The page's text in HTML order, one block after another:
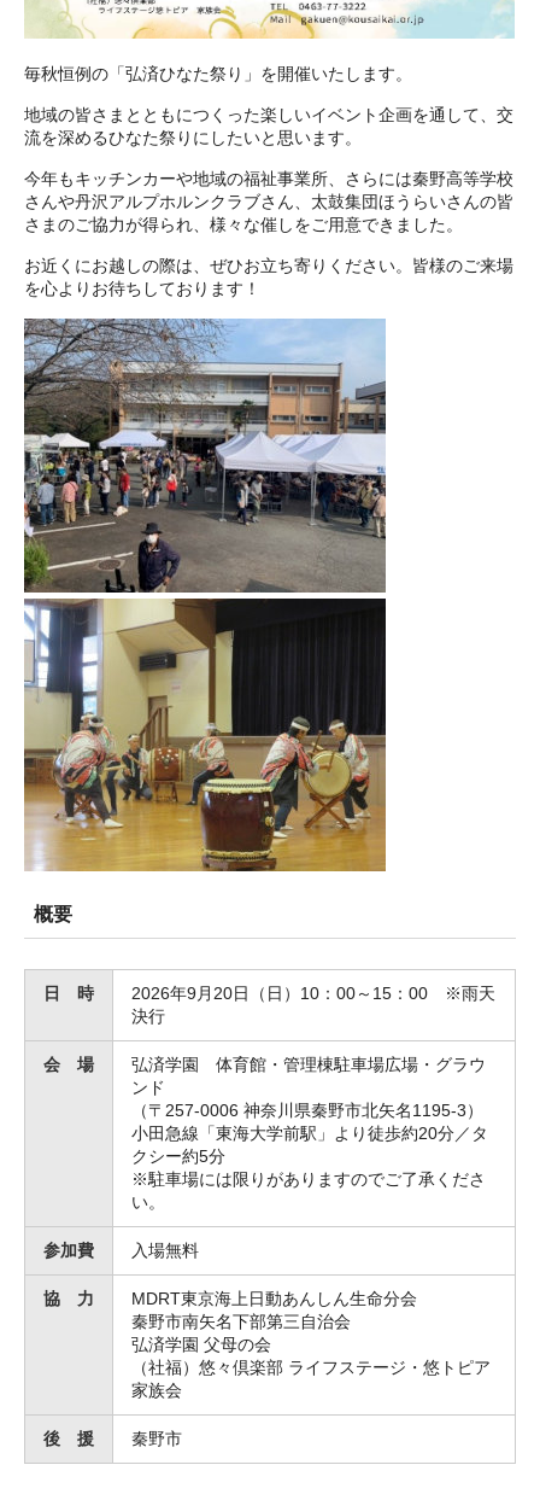
毎秋恒例の「弘済ひなた祭り」を開催いたします。
地域の皆さまとともにつくった楽しいイベント企画を通して、交
流を深めるひなた祭りにしたいと思います。
今年もキッチンカーや地域の福祉事業所、さらには秦野高等学校
さんや丹沢アルプホルンクラブさん、太鼓集団ほうらいさんの皆
さまのご協力が得られ、様々な催しをご用意できました。
お近くにお越しの際は、ぜひお立ち寄りください。皆様のご来場
を心よりお待ちしております！
概要
日 時
2026年9月20日（日）10：00～15：00 ※雨天
決行
会 場
弘済学園 体育館・管理棟駐車場広場・グラウ
ンド
（〒257-0006 神奈川県秦野市北矢名1195-3）
小田急線「東海大学前駅」より徒歩約20分／タ
クシー約5分
※駐車場には限りがありますのでご了承くださ
い。
参加費 入場無料
協 力
MDRT東京海上日動あんしん生命分会
秦野市南矢名下部第三自治会
弘済学園 父母の会
（社福）悠々倶楽部 ライフステージ・悠トピア
家族会
後 援 秦野市